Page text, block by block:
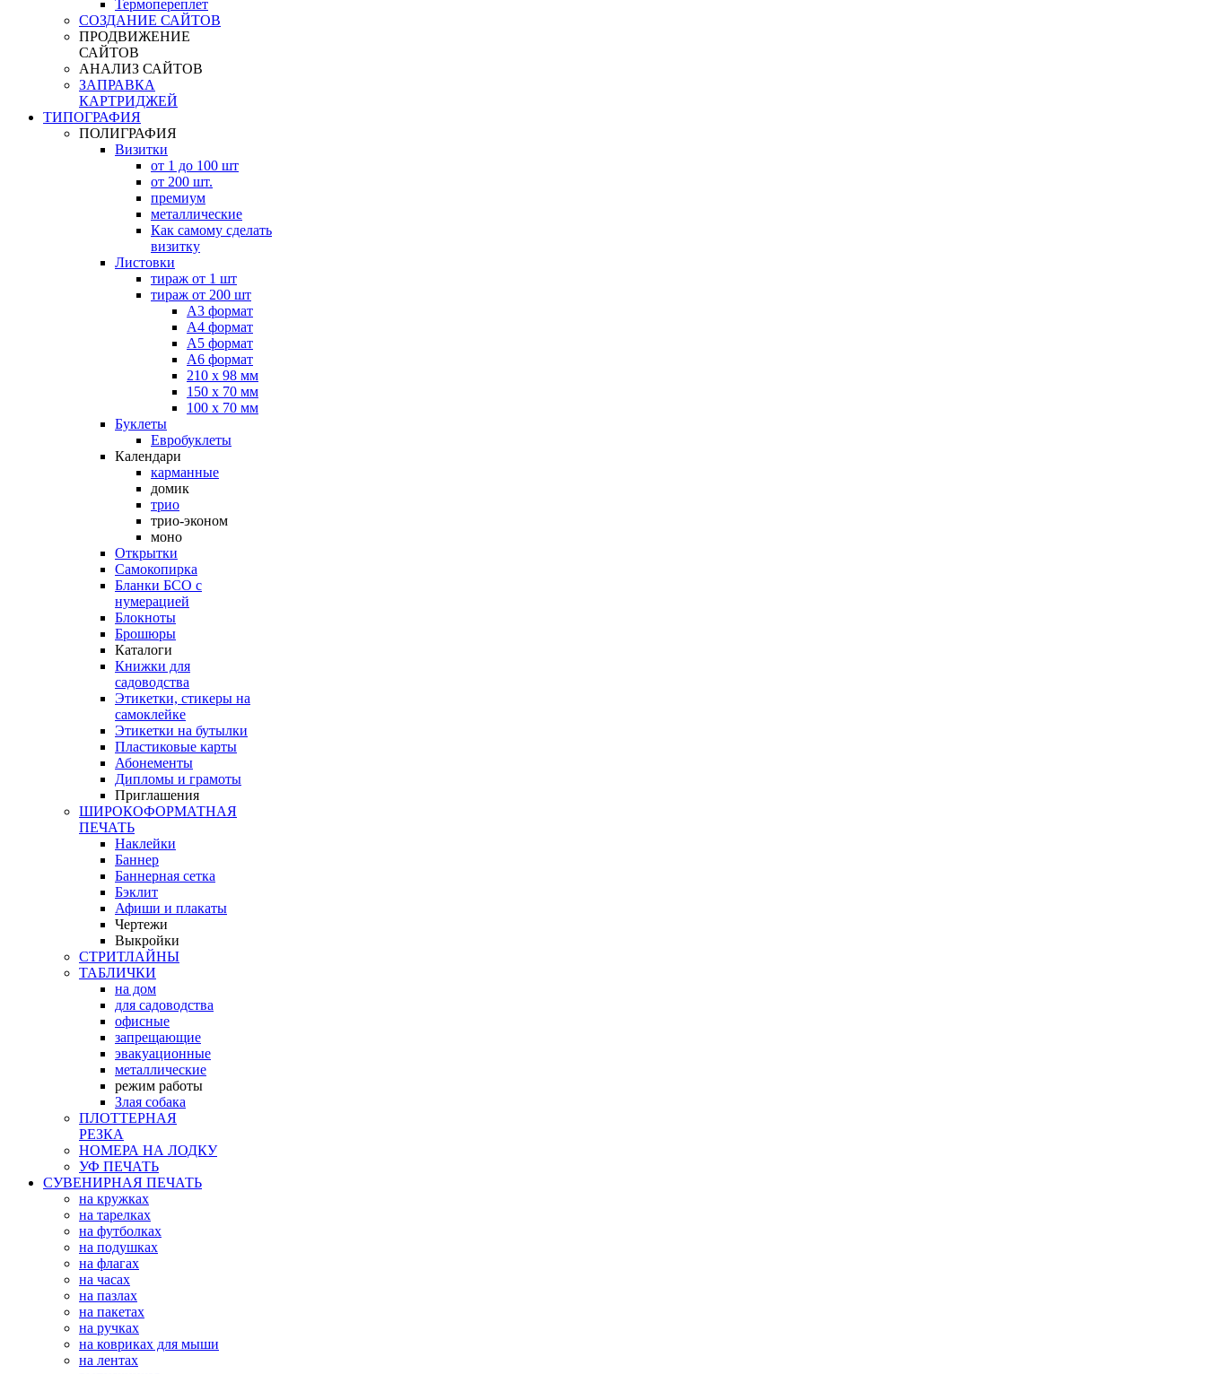
Термопереплет
СОЗДАНИЕ САЙТОВ
ПРОДВИЖЕНИЕ
САЙТОВ
АНАЛИЗ САЙТОВ
ЗАПРАВКА
КАРТРИДЖЕЙ
ТИПОГРАФИЯ
ПОЛИГРАФИЯ
Визитки
от 1 до 100 шт
от 200 шт.
премиум
металлические
Как самому сделать
визитку
Листовки
тираж от 1 шт
тираж от 200 шт
А3 формат
А4 формат
А5 формат
А6 формат
210 х 98 мм
150 х 70 мм
100 х 70 мм
Буклеты
Евробуклеты
Календари
карманные
домик
трио
трио-эконом
моно
Открытки
Самокопирка
Бланки БСО с
нумерацией
Блокноты
Брошюры
Каталоги
Книжки для
садоводства
Этикетки, стикеры на
самоклейке
Этикетки на бутылки
Пластиковые карты
Абонементы
Дипломы и грамоты
Приглашения
ШИРОКОФОРМАТНАЯ
ПЕЧАТЬ
Наклейки
Баннер
Баннерная сетка
Бэклит
Афиши и плакаты
Чертежи
Выкройки
СТРИТЛАЙНЫ
ТАБЛИЧКИ
на дом
для садоводства
офисные
запрещающие
эвакуационные
металлические
режим работы
Злая собака
ПЛОТТЕРНАЯ
РЕЗКА
НОМЕРА НА ЛОДКУ
УФ ПЕЧАТЬ
СУВЕНИРНАЯ ПЕЧАТЬ
на кружках
на тарелках
на футболках
на подушках
на флагах
на часах
на пазлах
на пакетах
на ручках
на ковриках для мыши
на лентах